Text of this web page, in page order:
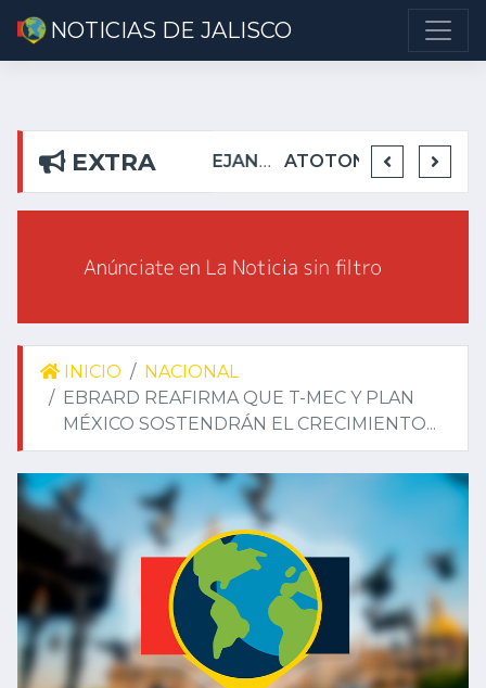
NOTICIAS DE JALISCO
EXTRA
DETIENEN EN TEUCHITLÁN A PRESUNTOS INTEGRANTES DE GRUPO DELICTIVO ATOTONILQUILLO INSEGURO Y AL VIRREY NO LE IMPORTA
INICIO
NACIONAL
EBRARD REAFIRMA QUE T-MEC Y PLAN
MÉXICO SOSTENDRÁN EL CRECIMIENTO...